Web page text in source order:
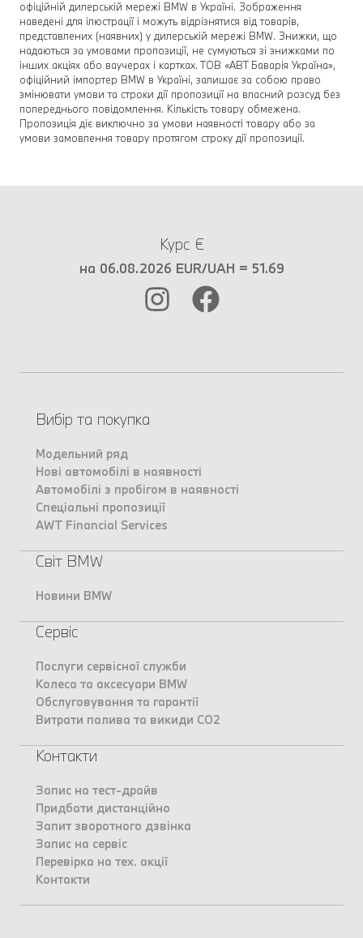
офіційній дилерській мережі BMW в Україні. Зображення
наведені для ілюстрації і можуть відрізнятися від товарів,
представлених (наявних) у дилерській мережі BMW. Знижки, що
надаються за умовами пропозиції, не сумуються зі знижками по
інших акціях або ваучерах і картках. ТОВ «АВТ Баварія Україна»,
офіційний імпортер BMW в Україні, залишає за собою право
змінювати умови та строки дії пропозиції на власний розсуд без
попереднього повідомлення. Кількість товару обмежена.
Пропозиція діє виключно за умови наявності товару або за
умови замовлення товару протягом строку дії пропозиції.
Курс €
на 06.08.2026 EUR/UAH = 51.69
Вибір та покупка
Модельний ряд
Нові автомобілі в наявності
Автомобілі з пробігом в наявності
Спеціальні пропозиції
AWT Financial Services
Світ BMW
Новини BMW
Сервіс
Послуги сервісної служби
Колеса та аксесуари BMW
Обслуговування та гарантії
Витрати палива та викиди CO2
Контакти
Запис на тест-драйв
Придбати дистанційно
Запит зворотного дзвінка
Запис на сервіс
Перевірка на тех. акції
Контакти